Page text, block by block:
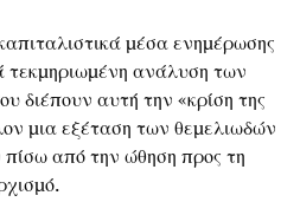
μέσα ενημέρωσης
τεκμηριωμένη ανάλυση των
διέπουν αυτή την «κρίση της
μια εξέταση των θεμελιωδών
από την ώθηση προς τη